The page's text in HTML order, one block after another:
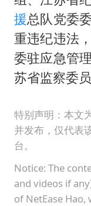
援总队党委
重违纪违法
委驻应急管
苏省监察委
特别声明：本文
并发布，仅代表
台。
Notice: The
and videos if
of NetEase